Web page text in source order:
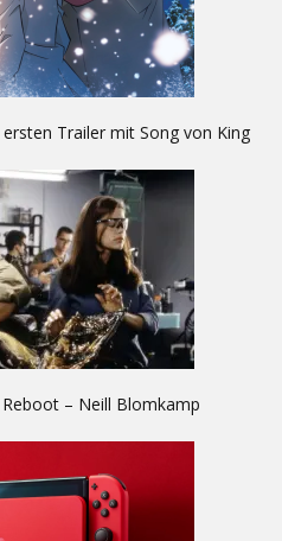
Trailer mit Song von King
– Neill Blomkamp